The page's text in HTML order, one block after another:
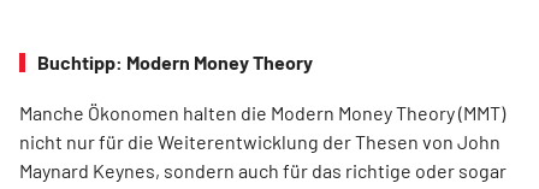
Buchtipp: Modern Money Theory
Manche Ökonomen halten die Modern Money Theory (MMT)
nicht nur für die Weiterentwicklung der Thesen von John
Maynard Keynes, sondern auch für das richtige oder sogar